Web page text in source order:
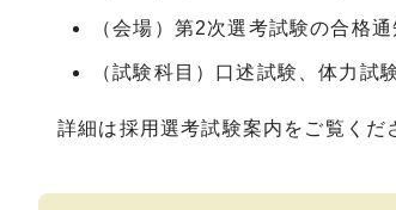
（会場）第2次選考試験の合格
（試験科目）口述試験、体力試
詳細は採用選考試験案内をご覧くだ